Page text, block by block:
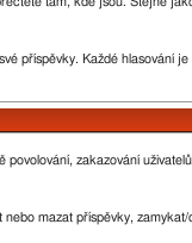
příspěvky. Každé hlasování
zakazování
mazat příspěvky,